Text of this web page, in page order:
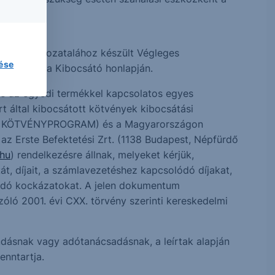
hozatalához készült Végleges
valamint a Kibocsátó honlapján.
az egyedi termékkel kapcsolatos egyes
által kibocsátott kötvények kibocsátási
és a Magyarországon
Erste Befektetési Zrt. (1138 Budapest, Népfürdő
) rendelkezésre állnak, melyeket kérjük,
díjait, a számlavezetéshez kapcsolódó díjakat,
kockázatokat. A jelen dokumentum
2001. évi CXX. törvény szerinti kereskedelmi
vagy adótanácsadásnak, a leírtak alapján